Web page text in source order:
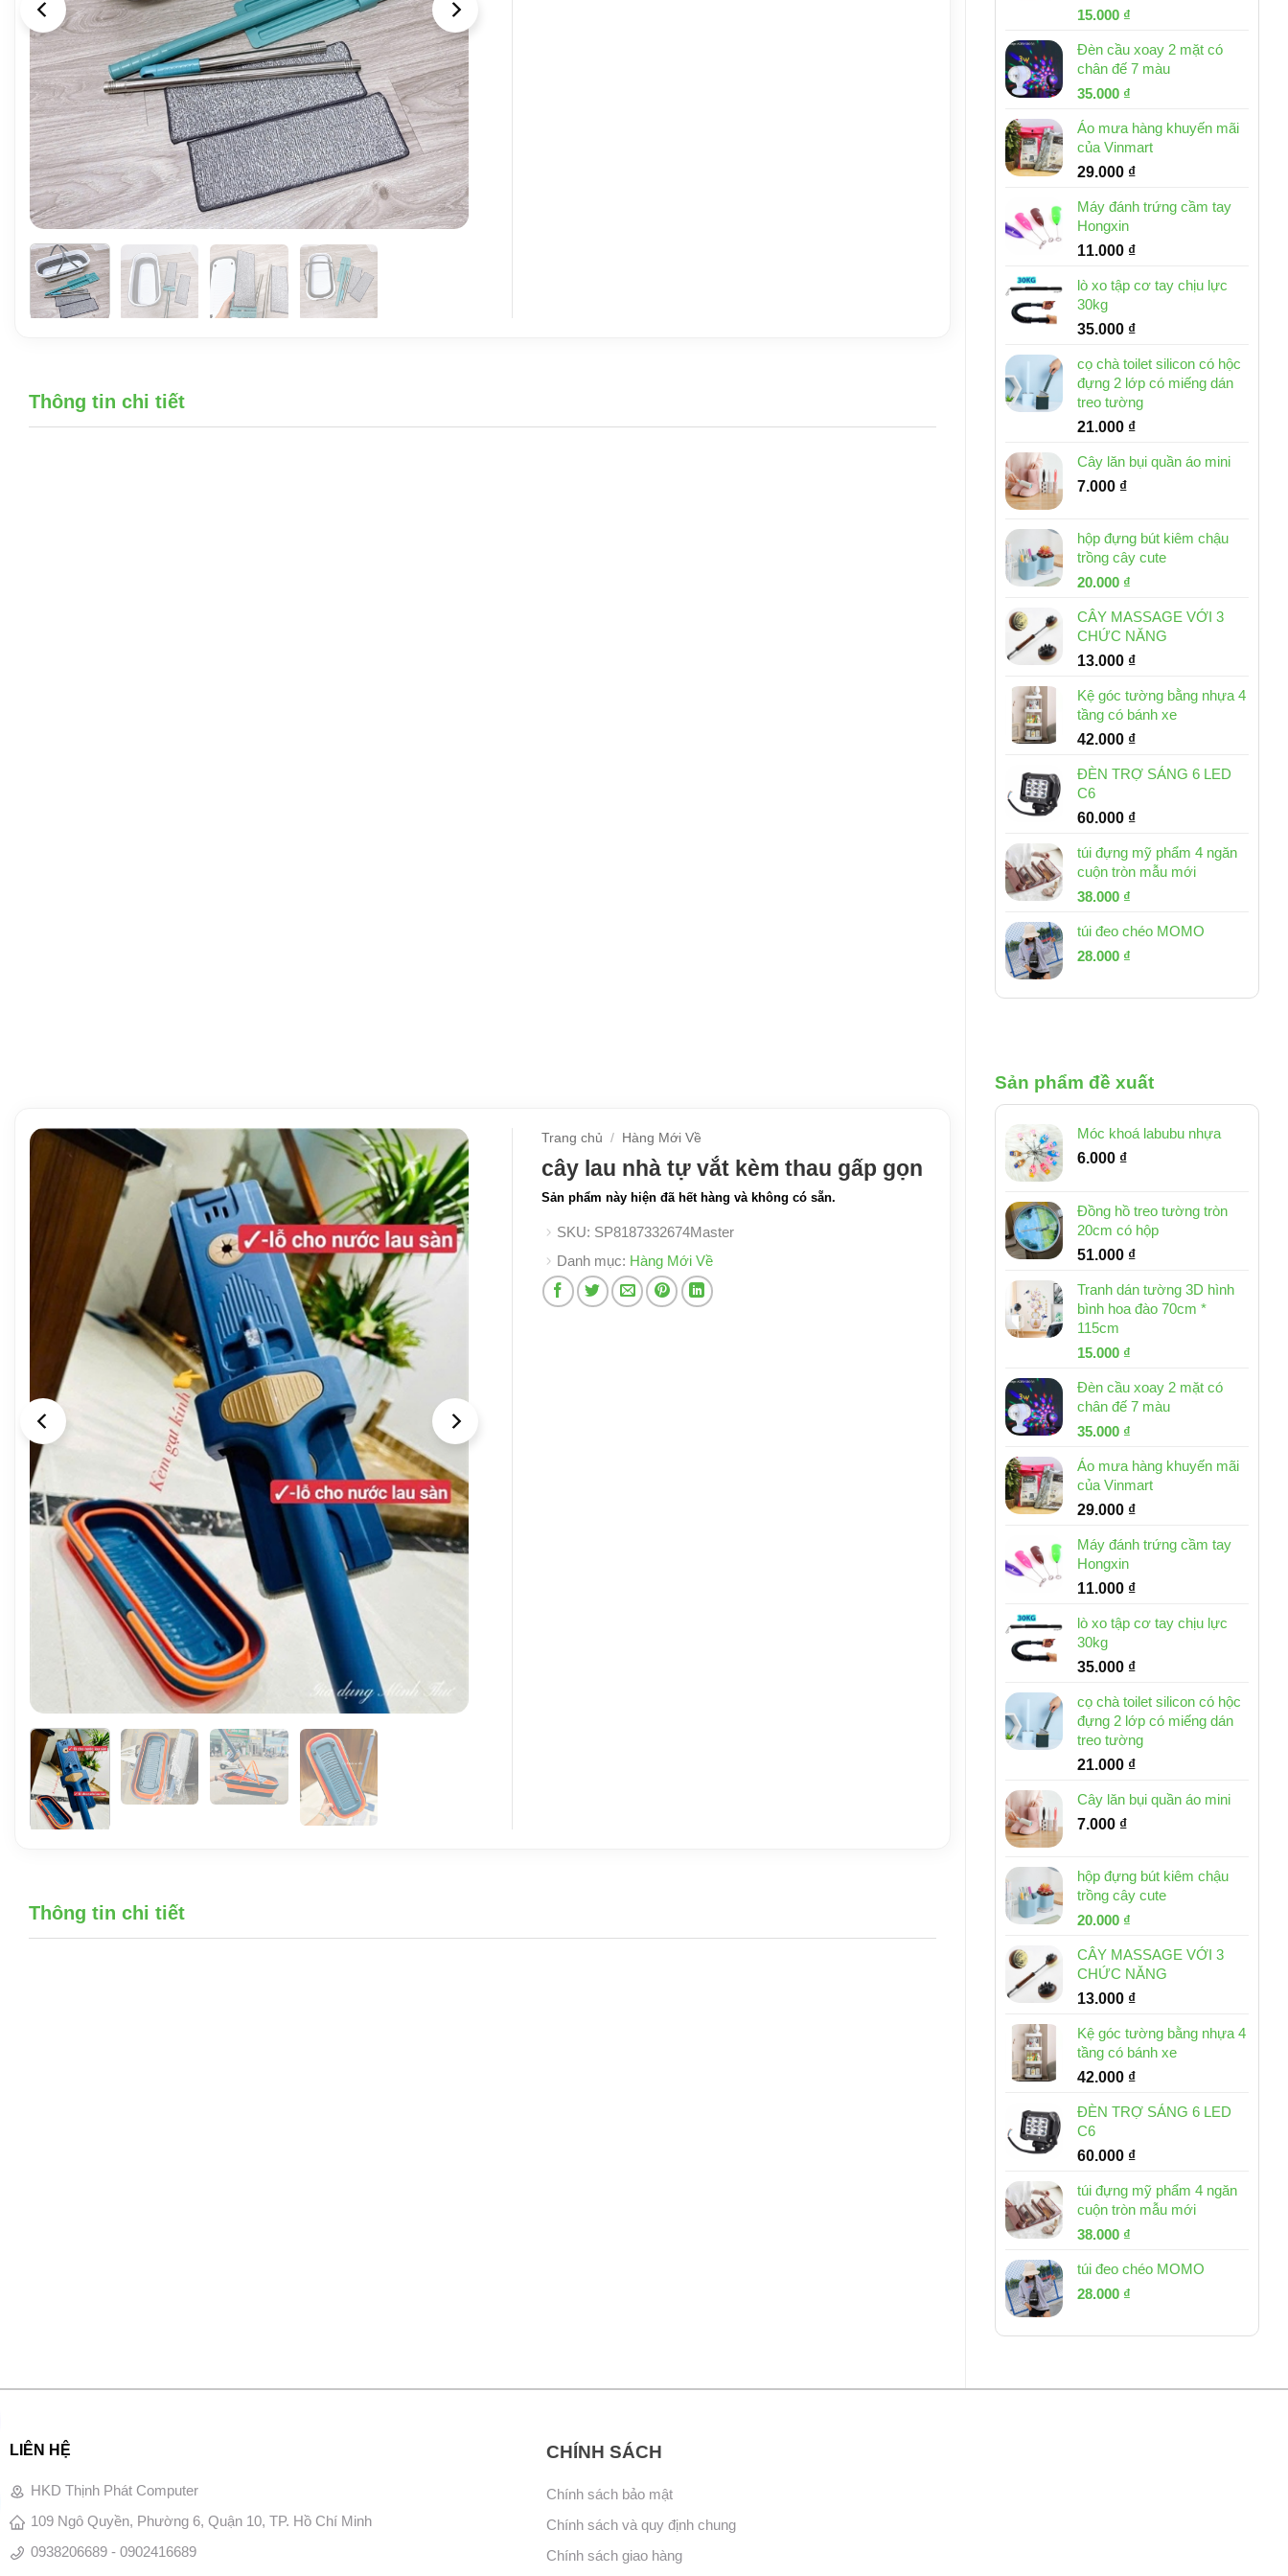
Giá
là:
32.000 ₫.
15.000 ₫
tại
là:
Đèn cầu xoay 2 mặt có
chân đế 7 màu
Giá
là:
46.000 ₫.
35.000 ₫
tại
là:
35.000 ₫.
Áo mưa hàng khuyến mãi
của Vinmart
29.000 ₫
Máy đánh trứng cầm tay
Hongxin
11.000 ₫
lò xo tập cơ tay chịu lực
30kg
35.000 ₫
cọ chà toilet silicon có hộc
đựng 2 lớp có miếng dán
treo tường
21.000 ₫
Cây lăn bụi quần áo mini
7.000 ₫
hộp đựng bút kiêm chậu
trồng cây cute
Giá
là:
30.000 ₫.
20.000 ₫
tại
là:
20.000 ₫.
CÂY MASSAGE VỚI 3
CHỨC NĂNG
13.000 ₫
Kệ góc tường bằng nhựa 4
tầng có bánh xe
42.000 ₫
ĐÈN TRỢ SÁNG 6 LED
C6
60.000 ₫
túi đựng mỹ phẩm 4 ngăn
cuộn tròn mẫu mới
Giá
là:
53.000 ₫.
38.000 ₫
tại
túi đeo chéo MOMO
Giá
là:
28.000 ₫
tại
Thông tin chi tiết
Sản phẩm đề xuất
Móc khoá labubu nhựa
6.000 ₫
Đồng hồ treo tường tròn
20cm có hộp
51.000 ₫
Tranh dán tường 3D hình
bình hoa đào 70cm *
115cm
Giá
là:
32.000 ₫.
15.000 ₫
tại
là:
Đèn cầu xoay 2 mặt có
chân đế 7 màu
Giá
là:
46.000 ₫.
35.000 ₫
tại
là:
35.000 ₫.
Áo mưa hàng khuyến mãi
của Vinmart
29.000 ₫
Máy đánh trứng cầm tay
Hongxin
11.000 ₫
lò xo tập cơ tay chịu lực
30kg
35.000 ₫
cọ chà toilet silicon có hộc
đựng 2 lớp có miếng dán
treo tường
21.000 ₫
Cây lăn bụi quần áo mini
7.000 ₫
hộp đựng bút kiêm chậu
trồng cây cute
Giá
là:
30.000 ₫.
20.000 ₫
tại
là:
20.000 ₫.
CÂY MASSAGE VỚI 3
CHỨC NĂNG
13.000 ₫
Kệ góc tường bằng nhựa 4
tầng có bánh xe
42.000 ₫
ĐÈN TRỢ SÁNG 6 LED
C6
60.000 ₫
túi đựng mỹ phẩm 4 ngăn
cuộn tròn mẫu mới
Giá
là:
53.000 ₫.
38.000 ₫
tại
túi đeo chéo MOMO
Giá
là:
28.000 ₫
tại
Trang chủ / Hàng Mới Về
cây lau nhà tự vắt kèm thau gấp gọn
Sản phẩm này hiện đã hết hàng và không có sẵn.
SKU: SP8187332674Master
Danh mục: Hàng Mới Về
Thông tin chi tiết
LIÊN HỆ
HKD Thịnh Phát Computer
109 Ngô Quyền, Phường 6, Quận 10, TP. Hồ Chí Minh
0938206689 - 0902416689
CHÍNH SÁCH
Chính sách bảo mật
Chính sách và quy định chung
Chính sách giao hàng